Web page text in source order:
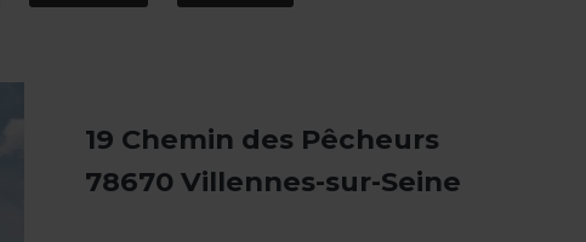
19 Chemin des Pêcheurs
78670 Villennes-sur-Seine